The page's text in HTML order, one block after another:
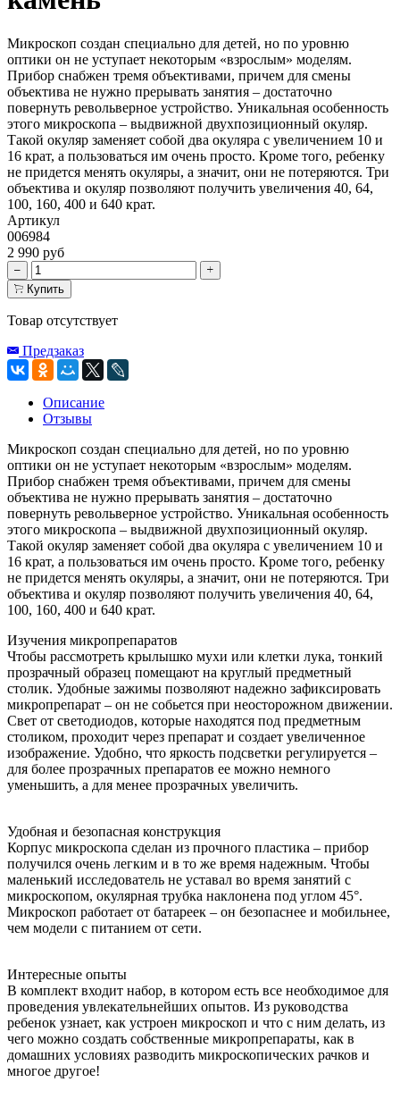
Микроскоп создан специально для детей, но по уровню
оптики он не уступает некоторым «взрослым» моделям.
Прибор снабжен тремя объективами, причем для смены
объектива не нужно прерывать занятия – достаточно
повернуть револьверное устройство. Уникальная особенность
этого микроскопа – выдвижной двухпозиционный окуляр.
Такой окуляр заменяет собой два окуляра с увеличением 10 и
16 крат, а пользоваться им очень просто. Кроме того, ребенку
не придется менять окуляры, а значит, они не потеряются. Три
объектива и окуляр позволяют получить увеличения 40, 64,
100, 160, 400 и 640 крат.
Артикул
006984
2 990 руб
Купить
Товар отсутствует
Предзаказ
Описание
Отзывы
Микроскоп создан специально для детей, но по уровню
оптики он не уступает некоторым «взрослым» моделям.
Прибор снабжен тремя объективами, причем для смены
объектива не нужно прерывать занятия – достаточно
повернуть револьверное устройство. Уникальная особенность
этого микроскопа – выдвижной двухпозиционный окуляр.
Такой окуляр заменяет собой два окуляра с увеличением 10 и
16 крат, а пользоваться им очень просто. Кроме того, ребенку
не придется менять окуляры, а значит, они не потеряются. Три
объектива и окуляр позволяют получить увеличения 40, 64,
100, 160, 400 и 640 крат.
Изучения микропрепаратов
Чтобы рассмотреть крылышко мухи или клетки лука, тонкий
прозрачный образец помещают на круглый предметный
столик. Удобные зажимы позволяют надежно зафиксировать
микропрепарат – он не собьется при неосторожном движении.
Свет от светодиодов, которые находятся под предметным
столиком, проходит через препарат и создает увеличенное
изображение. Удобно, что яркость подсветки регулируется –
для более прозрачных препаратов ее можно немного
уменьшить, а для менее прозрачных увеличить.
Удобная и безопасная конструкция
Корпус микроскопа сделан из прочного пластика – прибор
получился очень легким и в то же время надежным. Чтобы
маленький исследователь не уставал во время занятий с
микроскопом, окулярная трубка наклонена под углом 45°.
Микроскоп работает от батареек – он безопаснее и мобильнее,
чем модели с питанием от сети.
Интересные опыты
В комплект входит набор, в котором есть все необходимое для
проведения увлекательнейших опытов. Из руководства
ребенок узнает, как устроен микроскоп и что с ним делать, из
чего можно создать собственные микропрепараты, как в
домашних условиях разводить микроскопических рачков и
многое другое!